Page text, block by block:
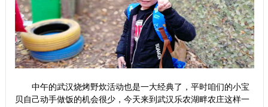
中午的武汉烧烤野炊活动也是一大经典了，平时咱们的小宝
贝自己动手做饭的机会很少，今天来到武汉乐农湖畔农庄这样一